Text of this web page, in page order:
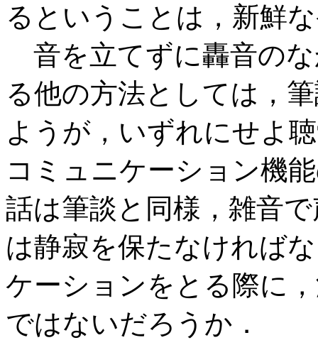
るということは，新鮮
音を立てずに轟音の
る他の方法としては，
ようが，いずれにせよ
コミュニケーション機
話は筆談と同様，雑音
は静寂を保たなければ
ケーションをとる際に
ではないだろうか．